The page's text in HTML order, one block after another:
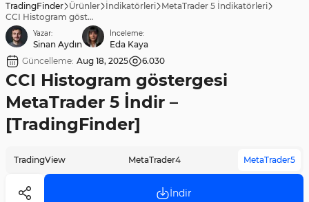
TradingFinder Ürünler İndikatörleri MetaTrader 5 İndikatörleri
CCI Histogram göstergesi MetaTrader 5 İndir – [TradingFinder]
Yazar:
Sinan Aydın
İnceleme:
Eda Kaya
Güncelleme: Aug 18, 2025 6.030
CCI Histogram göstergesi
MetaTrader 5 İndir –
[TradingFinder]
TradingView MetaTrader4 MetaTrader5
İndir